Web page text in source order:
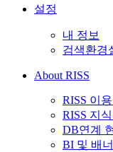
설정
내 정보
검색환경
About RISS
RISS 이
RISS 지식
DB연계
BI 및 배